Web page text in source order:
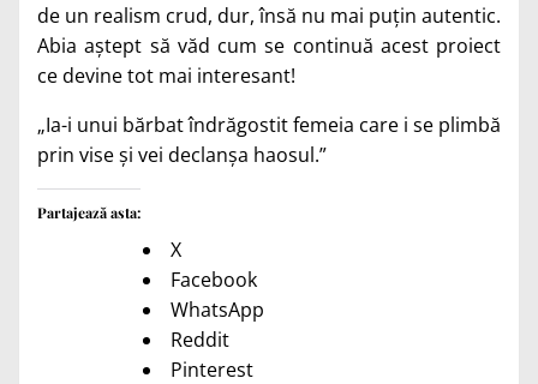
de un realism crud, dur, însă nu mai puțin autentic.
Abia aștept să văd cum se continuă acest proiect
ce devine tot mai interesant!
„Ia-i unui bărbat îndrăgostit femeia care i se plimbă
prin vise și vei declanșa haosul.”
Partajează asta:
X
Facebook
WhatsApp
Reddit
Pinterest